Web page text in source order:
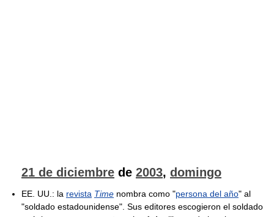
21 de diciembre de 2003, domingo
EE. UU.: la revista Time nombra como "persona del año" al
"soldado estadounidense". Sus editores escogieron el soldado